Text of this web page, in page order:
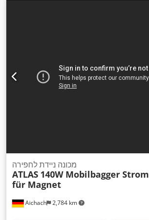
Aichach 2,784 km
מכונה ניידת לחפירה
ATLAS 140W Mobilbagger Strom
für Magnet